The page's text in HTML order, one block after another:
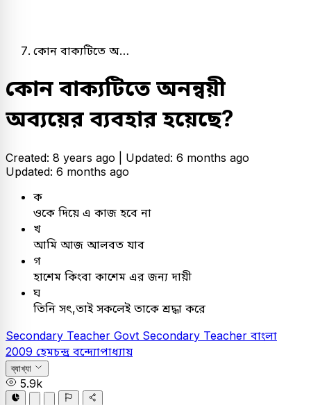
কোন বাক্যটিতে অ…
কোন বাক্যটিতে অনন্বয়ী
অব্যয়ের ব্যবহার হয়েছে?
Created: 8 years ago | Updated: 6 months ago
Updated: 6 months ago
ক
ওকে দিয়ে এ কাজ হবে না
খ
আমি আজ আলবত যাব
গ
হাশেম কিংবা কাশেম এর জন্য দায়ী
ঘ
তিনি সৎ,তাই সকলেই তাকে শ্রদ্ধা করে
Secondary Teacher Govt Secondary Teacher বাংলা
2009 হেমচন্দ্র বন্দ্যোপাধ্যায়
ব্যাখ্যা
5.9k